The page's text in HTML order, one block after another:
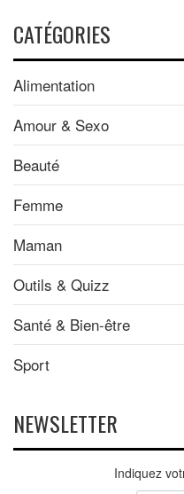
CATÉGORIES
Alimentation
Amour & Sexo
Beauté
Femme
Maman
Outils & Quizz
Santé & Bien-être
Sport
NEWSLETTER
Indiquez